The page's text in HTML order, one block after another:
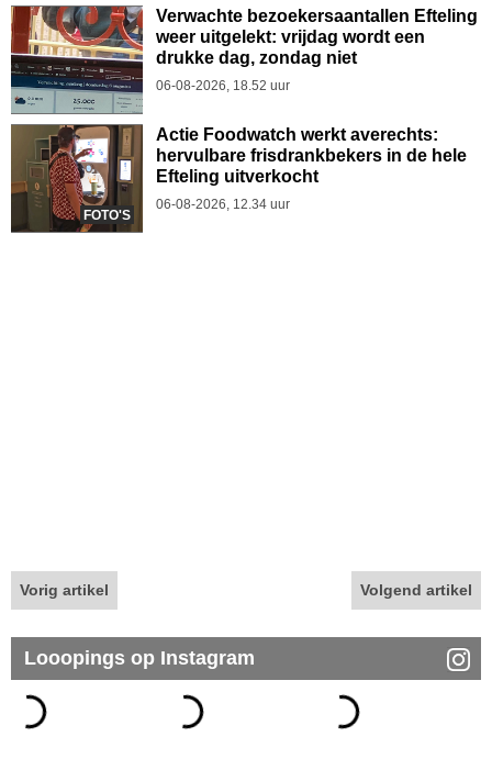
Verwachte bezoekersaantallen Efteling
weer uitgelekt: vrijdag wordt een
drukke dag, zondag niet
06-08-2026, 18.52 uur
FOTO'S
Actie Foodwatch werkt averechts:
hervulbare frisdrankbekers in de hele
Efteling uitverkocht
06-08-2026, 12.34 uur
Vorig artikel Volgend artikel
Looopings op Instagram